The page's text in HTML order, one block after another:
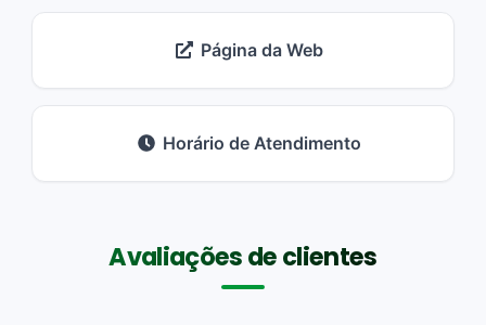
Página da Web
Horário de Atendimento
Avaliações de clientes